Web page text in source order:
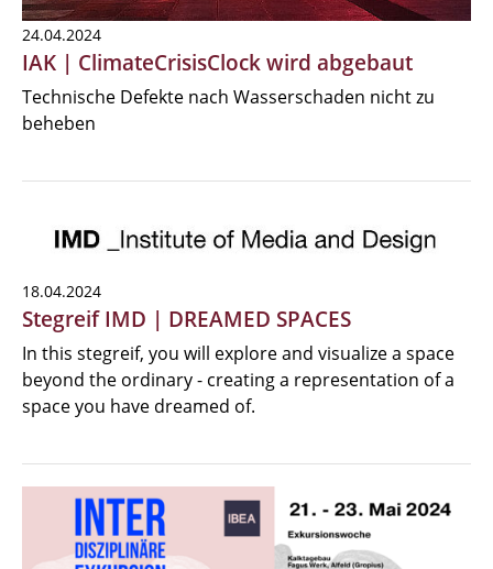
24.04.2024
IAK | ClimateCrisisClock wird abgebaut
Technische Defekte nach Wasserschaden nicht zu
beheben
18.04.2024
Stegreif IMD | DREAMED SPACES
In this stegreif, you will explore and visualize a space
beyond the ordinary - creating a representation of a
space you have dreamed of.